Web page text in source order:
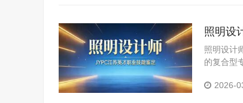
照明设
照明设计
的复合型
研与分析
2026-